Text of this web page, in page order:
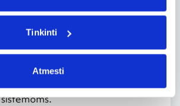
Tinkinti
Atmesti
kūrėjai taip pat yra prisidėję
taip pat prie didelio
sulaukusių svetainių
tinka „Android“ ir „iOS“